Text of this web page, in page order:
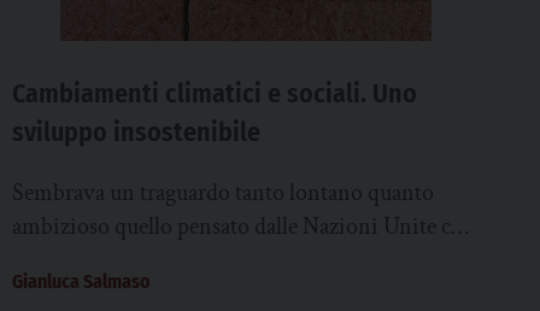
Cambiamenti climatici e sociali. Uno
sviluppo insostenibile
Sembrava un traguardo tanto lontano quanto
ambizioso quello pensato dalle Nazioni Unite con
mondo nei...
Gianluca Salmaso